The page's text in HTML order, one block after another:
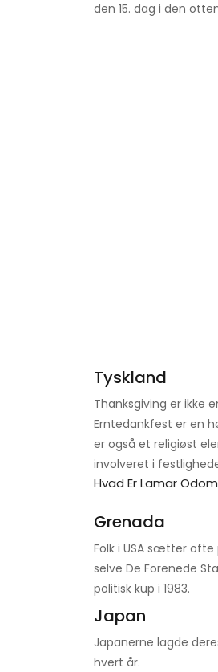
den 15. dag i den
Tyskland
Thanksgiving er ikke
Erntedankfest er en
er også et religiøst
involveret i
Hvad Er Lamar
Grenada
Folk i USA sætter ofte
selve De Forenede
politisk kup i 1983.
Japan
Japanerne lagde
hvert år.